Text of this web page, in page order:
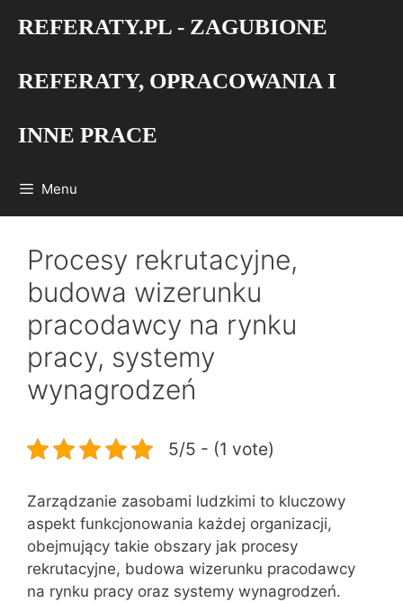
REFERATY.PL - ZAGUBIONE
REFERATY, OPRACOWANIA I
INNE PRACE
Menu
Procesy rekrutacyjne,
budowa wizerunku
pracodawcy na rynku
pracy, systemy
wynagrodzeń
5/5 - (1 vote)
Zarządzanie zasobami ludzkimi to kluczowy
aspekt funkcjonowania każdej organizacji,
obejmujący takie obszary jak procesy
rekrutacyjne, budowa wizerunku pracodawcy
na rynku pracy oraz systemy wynagrodzeń.